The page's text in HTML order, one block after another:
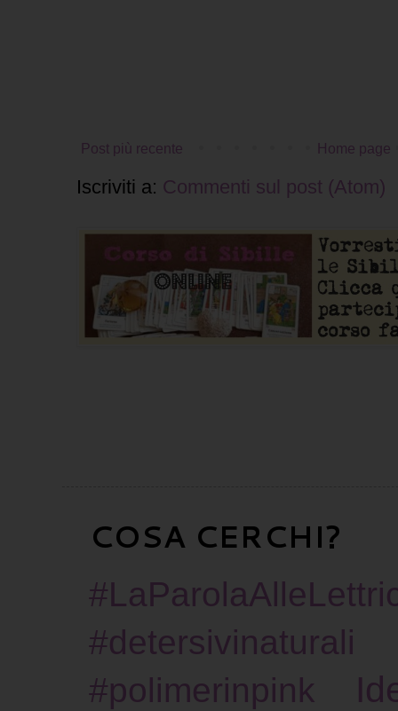
Post più recente Home page
Iscriviti a: Commenti sul post (Atom)
COSA CERCHI?
#detersivinaturali
#polimerinpink